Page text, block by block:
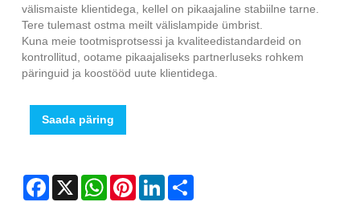
välismaiste klientidega, kellel on pikaajaline stabiilne tarne.
Tere tulemast ostma meilt välislampide ümbrist.
Kuna meie tootmisprotsessi ja kvaliteedistandardeid on
kontrollitud, ootame pikaajaliseks partnerluseks rohkem
päringuid ja koostööd uute klientidega.
Saada päring
Facebook
X WhatsAppPinterestLinkedIn